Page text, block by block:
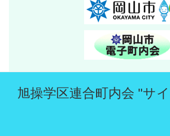
旭操学区連合町内会 "サ